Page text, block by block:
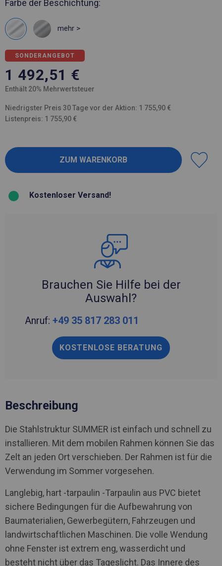
Farbe der Beschichtung:
mehr >
SONDERANGEBOT
1 492,51 €
Enthält 20% Mehrwertsteuer
Niedrigster Preis 30 Tage vor der Aktion: 1 755,90 €
Listenpreis: 1 755,90 €
Kostenloser Versand!
Brauchen Sie Hilfe bei der
Auswahl?
Anruf: +49 35 817 283 011
KOSTENLOSE BERATUNG
Beschreibung
Die Stahlstruktur SUMMER ist einfach und schnell zu
installieren. Mit dem mobilen Rahmen können Sie das
Zelt an jeden Ort verschieben. Der Rahmen ist für die
Verwendung im Sommer vorgesehen.
Langlebig, hart -tarpaulin -Tarpaulin aus PVC bietet
sichere Bedingungen für die Aufbewahrung von
Baumaterialien, Gewerbegütern, Fahrzeugen und
landwirtschaftlichen Maschinen. Die volle Wendung
ohne Fenster ist extrem eng, wasserdicht und
besteht nicht über das Tageslicht. Das Innere des